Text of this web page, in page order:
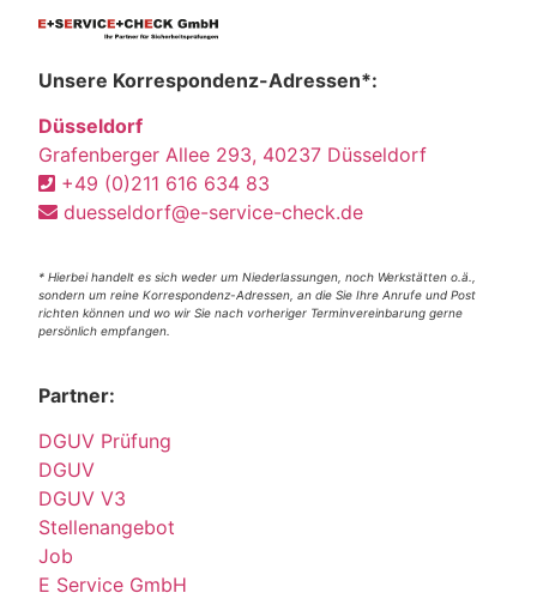
Unsere Korrespondenz-Adressen*:
Düsseldorf
Grafenberger Allee 293, 40237 Düsseldorf
+49 (0)211 616 634 83
duesseldorf@e-service-check.de
* Hierbei handelt es sich weder um Niederlassungen, noch Werkstätten o.ä.,
sondern um reine Korrespondenz-Adressen, an die Sie Ihre Anrufe und Post
richten können und wo wir Sie nach vorheriger Terminvereinbarung gerne
persönlich empfangen.
Partner:
DGUV Prüfung
DGUV
DGUV V3
Stellenangebot
Job
E Service GmbH